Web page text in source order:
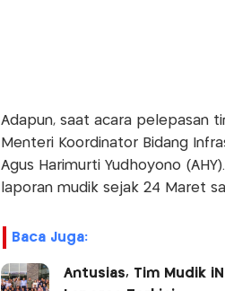
Adapun, saat acara pelepasan
Menteri Koordinator Bidang
Agus Harimurti Yudhoyono
laporan mudik sejak 24 Maret
Baca Juga:
Antusias, Tim Mudik